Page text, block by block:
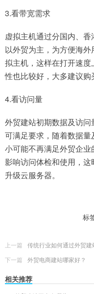
3.看带宽需求
虚拟主机通过分国内、
以外贸为主，为方便海
拟主机，这样在打开速
性也比较好，大多建议购
4.看访问量
外贸建站初期数据及访
可满足要求，随着数据
小可能不再满足外贸企
影响访问体检和使用，
升级云服务器。
标
上一篇
传统行业如何通过外贸建
下一篇
外贸电商建站哪家好？
相关推荐